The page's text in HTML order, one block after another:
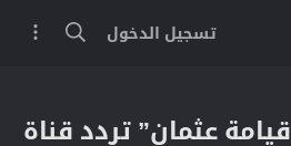
تسجيل الدخول
“تابع الحلقة 195 قيامة عثمان” تردد قناة